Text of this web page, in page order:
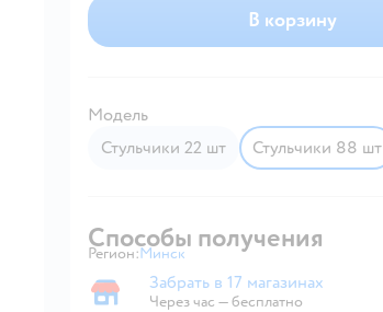
В корзину
Модель
Стульчики 22 шт
Стульчики 88 шт
Способы получения
Регион: Выбор адреса доставки.
Минск
Забрать в магазине
Забрать в 17 магазинах
Через час — бесплатно